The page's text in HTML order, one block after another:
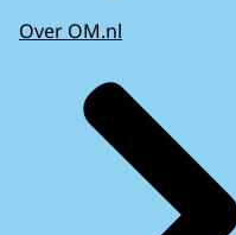
Over OM.nl